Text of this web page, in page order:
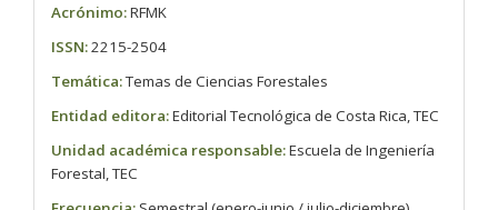
Acrónimo:RFMK
ISSN:2215-2504
Temática:Temas de Ciencias Forestales
Entidad editora:Editorial Tecnológica de Costa Rica, TEC
Unidad académica responsable:Escuela de Ingeniería
Forestal, TEC